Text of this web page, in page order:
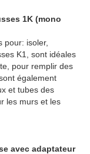
1K (mono
pour: isoler,
K1, sont idéales
pour remplir des
également
et tubes des
les murs et les
avec adaptateur